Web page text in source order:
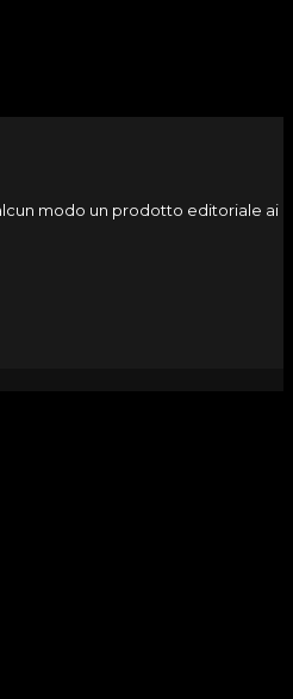
modo un prodotto editoriale ai